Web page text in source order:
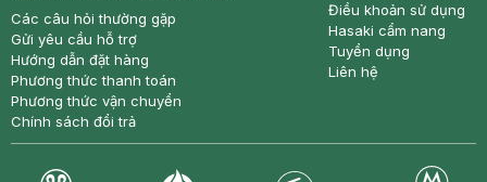
Các câu hỏi thường gặp
Gửi yêu cầu hỗ trợ
Hướng dẫn đặt hàng
Phương thức thanh toán
Phương thức vận chuyển
Chính sách đổi trả
Điều khoản sử dụng
Hasaki cẩm nang
Tuyển dụng
Liên hệ